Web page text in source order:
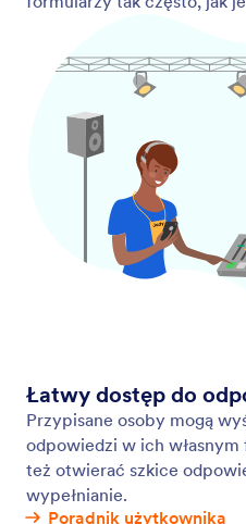
E-maile
Send automated
who need to fill out your
recipients, customize
schedule, and more —
Zarządzanie